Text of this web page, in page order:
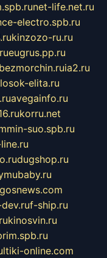
net-life.net.ru
electro.spb.ru
kinzozo-ru.ru
eugrus.pp.ru
bezmorchin.ruia2.ru
elita.ru
avegainfo.ru
korru.net
suo.spb.ru
dugshop.ru
f-ship.ru
kinosvin.ru
online.com